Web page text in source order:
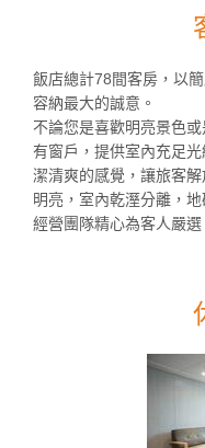
飯店總計78間客房，以
容納最大的誠意。
不論您是喜歡明亮景色
有窗戶，提供室內充足
潔清爽的感覺，讓旅客
明亮，室內乾溼分離，
經營團隊精心為客人嚴